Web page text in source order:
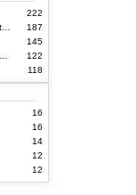
222
187
145
122
118
16
16
14
12
12